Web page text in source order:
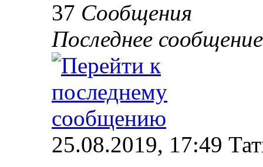
37 Сообщения
Последнее сообщение
25.08.2019, 17:49